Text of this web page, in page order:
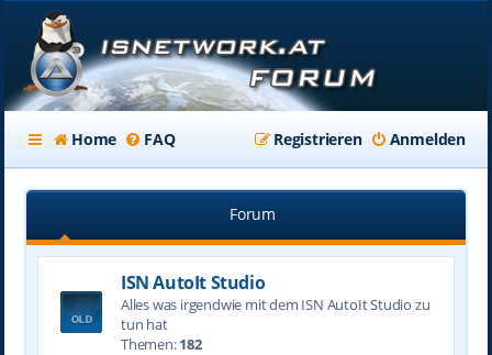
Home FAQ Anmelden
Registrieren
Forum
ISN AutoIt Studio
Alles was irgendwie mit dem ISN AutoIt Studio zu
tun hat
Themen:182